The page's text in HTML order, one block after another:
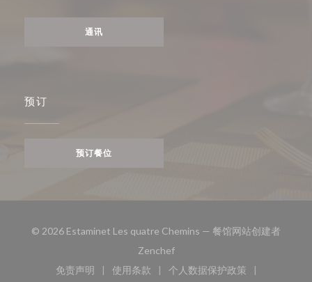
通讯
预订
预订餐位
© 2026 Estaminet Les quatre Chemins — 餐馆网站创建者
Zenchef((在新窗口中打开))
免责声明
((在新窗口中打开))
使用条款
((在新窗口中打开))
个人数据保护政策
((在新窗口中打开))